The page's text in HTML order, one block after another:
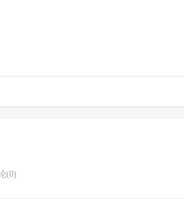
(0)